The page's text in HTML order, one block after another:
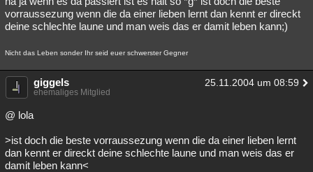
vorraussezung wenn die da einer lieben lernt dan kennt er direckt
deine schlechte laune und man weis das er damit leben kann;)
Nicht das Leben sonder Ihr seid euer schwerster Gegner
giggels 25.11.2004 um 08:59
ehemaliges Mitglied
@ lola
>ist doch die beste vorraussezung wenn die da einer lieben lernt
dan kennt er direckt deine schlechte laune und man weis das er
damit leben kann<